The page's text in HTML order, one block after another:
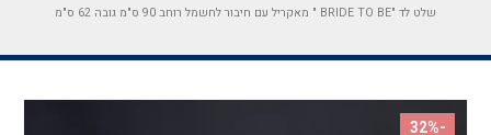
שלט לד "BRIDE TO BE " מאקריל עם חיבור לחשמל רוחב 90 ס"מ גובה 62 ס"מ
-32%